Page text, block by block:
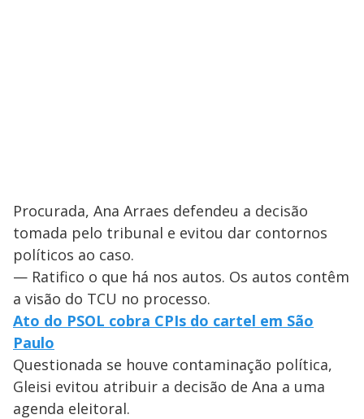
Procurada, Ana Arraes defendeu a decisão
tomada pelo tribunal e evitou dar contornos
políticos ao caso.
— Ratifico o que há nos autos. Os autos contêm
a visão do TCU no processo.
Ato do PSOL cobra CPIs do cartel em São
Paulo
Questionada se houve contaminação política,
Gleisi evitou atribuir a decisão de Ana a uma
agenda eleitoral.